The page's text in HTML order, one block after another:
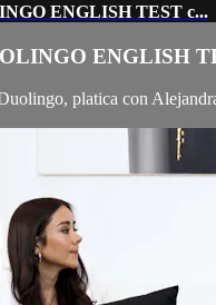
ENGLISH TEST c...
ENGLISH
platica con